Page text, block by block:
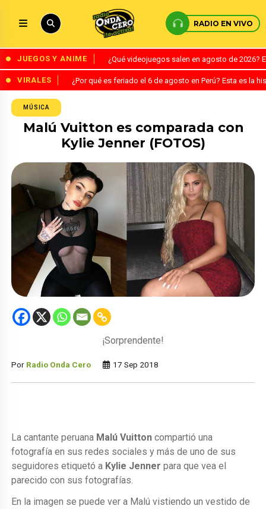
RADIO EN VIVO
JUEGOS Y ANIME ¿Qué videojuegos salen en agosto de
VIRALES ¿Por qué es feriado el 6 de agosto en Perú? Esta es la
MÚSICA
Malú Vuitton es comparada con
Kylie Jenner (FOTOS)
¡Sorprendente!
Por Radio Onda Cero 17 Sep 2018
La cantante peruana Malú Vuitton compartió una
fotografía en sus redes sociales y más de uno de sus
seguidores etiquetó a Kylie Jenner para que vea el
parecido con sus fotografías.
En la imagen se puede ver a Malú vistiendo un vestido de